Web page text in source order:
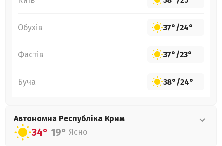
Обухів 37°/24°
Фастів 37°/23°
Буча 38°/24°
Автономна Республіка Крим
34° 19° Ясно